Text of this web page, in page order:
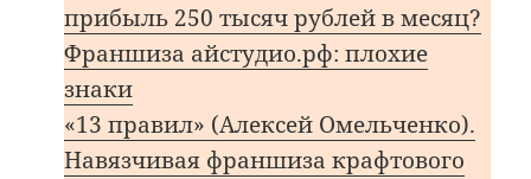
прибыль 250 тысяч рублей в месяц?
Франшиза айстудио.рф: плохие
знаки
«13 правил» (Алексей Омельченко).
Навязчивая франшиза крафтового